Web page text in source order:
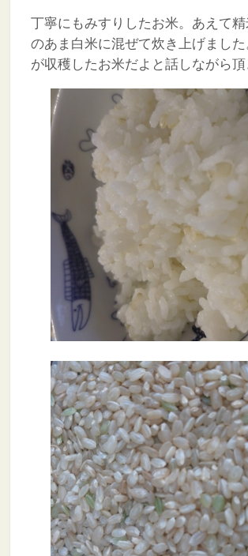
丁寧にもみすりしたお米。あえて
のあま白米に混ぜて炊き上げまし
が収穫したお米だよと話しながら頂